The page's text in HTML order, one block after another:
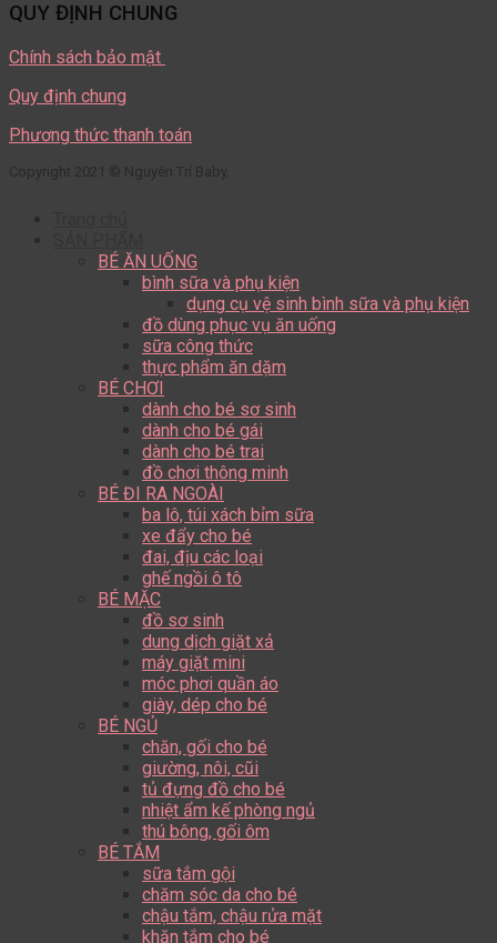
QUY ĐỊNH CHUNG
Chính sách bảo mật
Quy định chung
Phương thức thanh toán
Copyright 2021 © Nguyên Trí Baby.
BÉ ĂN UỐNG
bình sữa và phụ kiện
dụng cụ vệ sinh bình sữa và phụ kiện
đồ dùng phục vụ ăn uống
sữa công thức
thực phẩm ăn dặm
BÉ CHƠI
dành cho bé sơ sinh
dành cho bé gái
dành cho bé trai
đồ chơi thông minh
BÉ ĐI RA NGOÀI
ba lô, túi xách bỉm sữa
xe đẩy cho bé
đai, địu các loại
ghế ngồi ô tô
BÉ MẶC
đồ sơ sinh
dung dịch giặt xả
máy giặt mini
móc phơi quần áo
giày, dép cho bé
BÉ NGỦ
chăn, gối cho bé
giường, nôi, cũi
tủ đựng đồ cho bé
nhiệt ẩm kế phòng ngủ
thú bông, gối ôm
BÉ TẮM
sữa tắm gội
chăm sóc da cho bé
chậu tắm, chậu rửa mặt
khăn tắm cho bé